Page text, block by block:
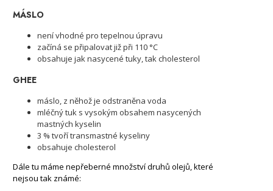
MÁSLO
není vhodné pro tepelnou úpravu
začíná se připalovat již při 110 °C
obsahuje jak nasycené tuky, tak cholesterol
GHEE
máslo, z něhož je odstraněna voda
mléčný tuk s vysokým obsahem nasycených
mastných kyselin
3 % tvoří transmastné kyseliny
obsahuje cholesterol
Dále tu máme nepřeberné množství druhů olejů, které
nejsou tak známé: